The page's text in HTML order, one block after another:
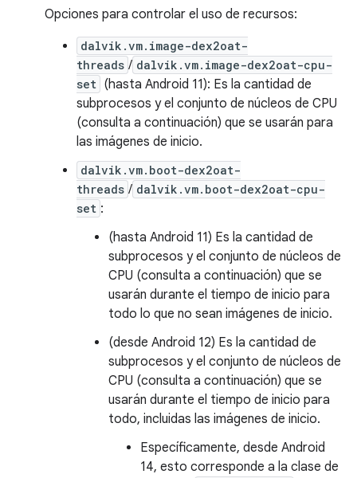
Opciones para controlar el uso de recursos:
dalvik.vm.image-dex2oat-
threads / dalvik.vm.image-dex2oat-cpu-
set (hasta Android 11): Es la cantidad de
subprocesos y el conjunto de núcleos de CPU
(consulta a continuación) que se usarán para
las imágenes de inicio.
dalvik.vm.boot-dex2oat-
threads / dalvik.vm.boot-dex2oat-cpu-
set :
(hasta Android 11) Es la cantidad de
subprocesos y el conjunto de núcleos de
CPU (consulta a continuación) que se
usarán durante el tiempo de inicio para
todo lo que no sean imágenes de inicio.
(desde Android 12) Es la cantidad de
subprocesos y el conjunto de núcleos de
CPU (consulta a continuación) que se
usarán durante el tiempo de inicio para
todo, incluidas las imágenes de inicio.
Específicamente, desde Android
14, esto corresponde a la clase de